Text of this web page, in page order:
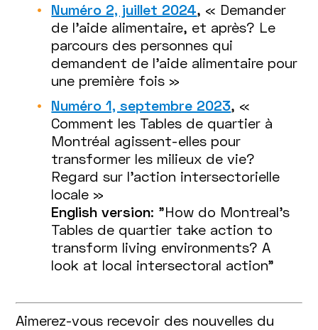
Numéro 2, juillet 2024, « Demander
de l'aide alimentaire, et après? Le
parcours des personnes qui
demandent de l’aide alimentaire pour
une première fois »
Numéro 1, septembre 2023, «
Comment les Tables de quartier à
Montréal agissent-elles pour
transformer les milieux de vie?
Regard sur l’action intersectorielle
locale »
English version: "How do Montreal's
Tables de quartier take action to
transform living environments? A
look at local intersectoral action"
Aimerez-vous recevoir des nouvelles du